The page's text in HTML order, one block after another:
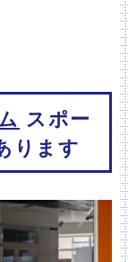
スポー
ります